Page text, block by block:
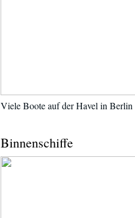
Viele Boote auf der Havel in Berlin
Binnenschiffe